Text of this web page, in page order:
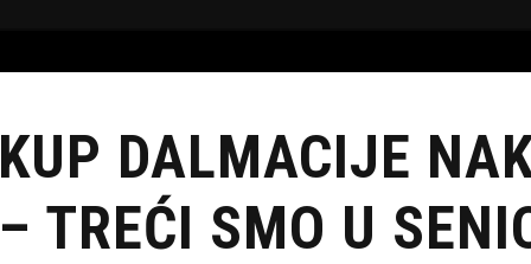
KUP DALMACIJE
– TREĆI SMO U